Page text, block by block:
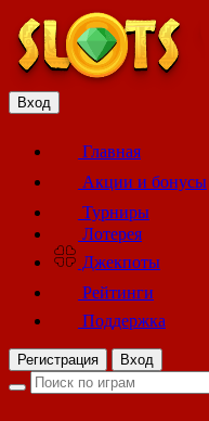
Вход
Главная
Акции и бонусы
Турниры
Лотерея
Джекпоты
Рейтинги
Поддержка
Регистрация
Вход